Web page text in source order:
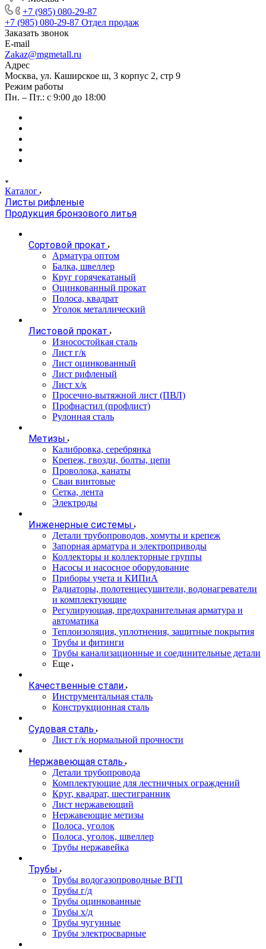
+7 (985) 080-29-87
+7 (985) 080-29-87 Отдел продаж
Заказать звонок
E-mail
Zakaz@mgmetall.ru
Адрес
Москва, ул. Каширское ш, 3 корпус 2, стр 9
Режим работы
Пн. – Пт.: с 9:00 до 18:00
Каталог
Листы рифленые
Продукция бронзового литья
Сортовой прокат
Арматура оптом
Балка, швеллер
Круг горячекатаный
Оцинкованный прокат
Полоса, квадрат
Уголок металлический
Листовой прокат
Износостойкая сталь
Лист г/к
Лист оцинкованный
Лист рифленый
Лист х/к
Просечно-вытяжной лист (ПВЛ)
Профнастил (профлист)
Рулонная сталь
Метизы
Калибровка, серебрянка
Крепеж, гвозди, болты, цепи
Проволока, канаты
Сваи винтовые
Сетка, лента
Электроды
Инженерные системы
Детали трубопроводов, хомуты и крепеж
Запорная арматура и электроприводы
Коллекторы и коллекторные группы
Насосы и насосное оборудование
Приборы учета и КИПиА
Радиаторы, полотенцесушители, водонагреватели
и комплектующие
Регулирующая, предохранительная арматура и
автоматика
Теплоизоляция, уплотнения, защитные покрытия
Трубы и фитинги
Трубы канализационные и соединительные детали
Еще
Качественные стали
Инструментальная сталь
Конструкционная сталь
Судовая сталь
Лист г/к нормальной прочности
Нержавеющая сталь
Детали трубопровода
Комплектующие для лестничных ограждений
Круг, квадрат, шестигранник
Лист нержавеющий
Нержавеющие метизы
Полоса, уголок
Полоса, уголок, швеллер
Трубы нержавейка
Трубы
Трубы водогазопроводные ВГП
Трубы г/д
Трубы оцинкованные
Трубы х/д
Трубы чугунные
Трубы электросварные